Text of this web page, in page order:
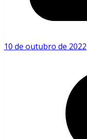
10 de outubro de 2022